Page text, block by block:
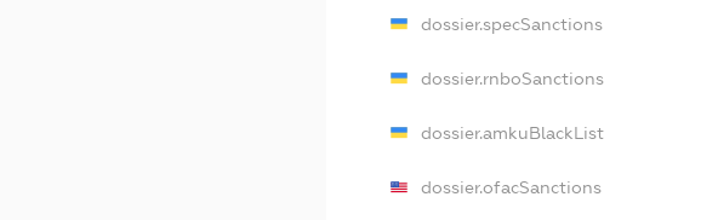
dossier.specSanctions
dossier.rnboSanctions
dossier.amkuBlackList
dossier.ofacSanctions